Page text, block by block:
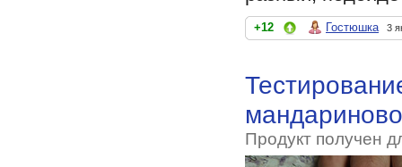
+12 Гостюшка 3
Продукт получен